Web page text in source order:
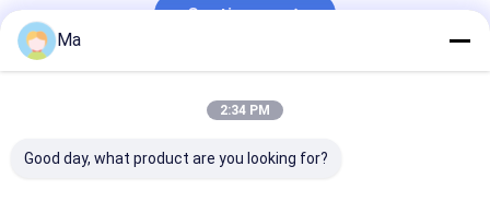
Continuar
Nuestras Categorías
Ma
2:34 PM
Good day, what product are you looking for?